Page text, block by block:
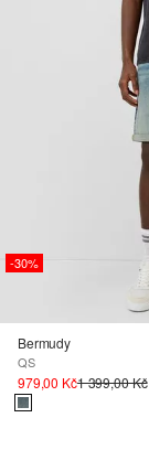
-30%
Bermudy
QS
979,00 Kč1 399,00 Kč